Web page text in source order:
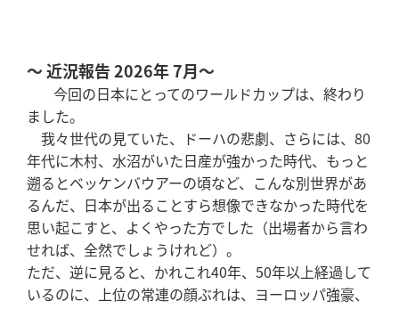
～ 近況報告 2026年 7月～
今回の日本にとってのワールドカップは、終わり
ました。
我々世代の見ていた、ドーハの悲劇、さらには、80
年代に木村、水沼がいた日産が強かった時代、もっと
遡るとベッケンバウアーの頃など、こんな別世界があ
るんだ、日本が出ることすら想像できなかった時代を
思い起こすと、よくやった方でした（出場者から言わ
せれば、全然でしょうけれど）。
ただ、逆に見ると、かれこれ40年、50年以上経過して
いるのに、上位の常連の顔ぶれは、ヨーロッパ強豪、